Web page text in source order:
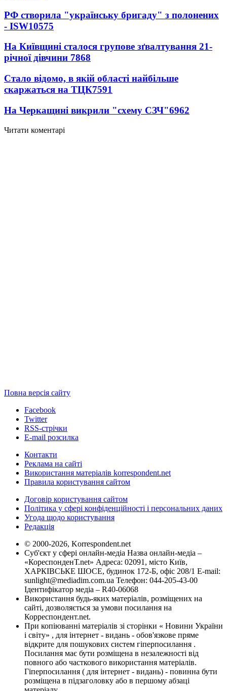
РФ створила "українську бригаду" з полонених
- ISW10575
На Київщині сталося групове зґвалтування 21-
річної дівчини 7868
Стало відомо, в якій області найбільше
скаржаться на ТЦК7591
На Черкащині викрили "схему СЗЧ"6962
Читати коментарі
Повна версія сайту
Facebook
Twitter
RSS-стрічки
E-mail розсилка
Контакти
Реклама на сайті
Використання матеріалів korrespondent.net
Правила користування сайтом
Договір користування сайтом
Політика у сфері конфіденційності і персональних даних
Угода щодо користування
Редакція
© 2000-2026, Korrespondent.net
Суб'єкт у сфері онлайн-медіа Назва онлайн-медіа –
«КореспонденТ.net» Адреса: 02091, місто Київ,
ХАРКІВСЬКЕ ШОСЕ, будинок 172-Б, офіс 208/1 E-mail:
sunlight@mediadim.com.ua Телефон: 044-205-43-00
Ідентифікатор медіа – R40-06068
Використання будь-яких матеріалів, розміщених на
сайті, дозволяється за умови посилання на
Корреспондент.net.
При копіюванні матеріалів зі сторінки « Новини України
і світу» , для інтернет - видань - обов'язкове пряме
відкрите для пошукових систем гіперпосилання .
Посилання має бути розміщена в незалежності від
повного або часткового використання матеріалів.
Гіперпосилання ( для інтернет - видань) - повинна бути
розміщена в підзаголовку або в першому абзаці